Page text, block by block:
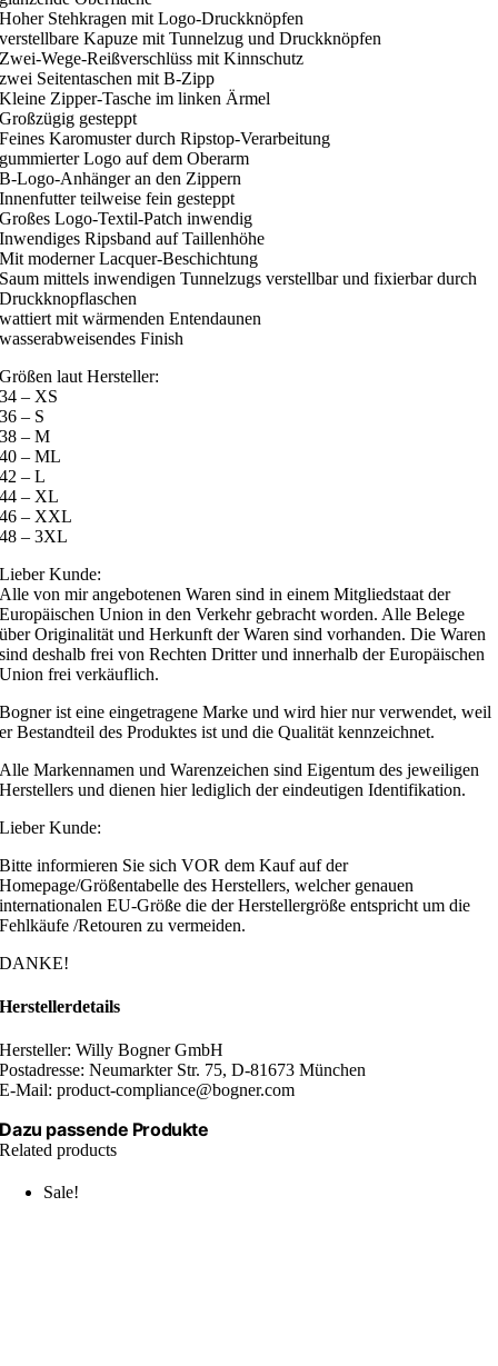
Hoher Stehkragen mit Logo-Druckknöpfen
verstellbare Kapuze mit Tunnelzug und Druckknöpfen
Zwei-Wege-Reißverschlüss mit Kinnschutz
zwei Seitentaschen mit B-Zipp
Kleine Zipper-Tasche im linken Ärmel
Großzügig gesteppt
Feines Karomuster durch Ripstop-Verarbeitung
gummierter Logo auf dem Oberarm
B-Logo-Anhänger an den Zippern
Innenfutter teilweise fein gesteppt
Großes Logo-Textil-Patch inwendig
Inwendiges Ripsband auf Taillenhöhe
Mit moderner Lacquer-Beschichtung
Saum mittels inwendigen Tunnelzugs verstellbar und fixierbar durch
Druckknopflaschen
wattiert mit wärmenden Entendaunen
wasserabweisendes Finish
Größen laut Hersteller:
34 – XS
36 – S
38 – M
40 – ML
42 – L
44 – XL
46 – XXL
48 – 3XL
Lieber Kunde:
Alle von mir angebotenen Waren sind in einem Mitgliedstaat der
Europäischen Union in den Verkehr gebracht worden. Alle Belege
über Originalität und Herkunft der Waren sind vorhanden. Die Waren
sind deshalb frei von Rechten Dritter und innerhalb der Europäischen
Union frei verkäuflich.
Bogner ist eine eingetragene Marke und wird hier nur verwendet, weil
er Bestandteil des Produktes ist und die Qualität kennzeichnet.
Alle Markennamen und Warenzeichen sind Eigentum des jeweiligen
Herstellers und dienen hier lediglich der eindeutigen Identifikation.
Lieber Kunde:
Bitte informieren Sie sich VOR dem Kauf auf der
Homepage/Größentabelle des Herstellers, welcher genauen
internationalen EU-Größe die der Herstellergröße entspricht um die
Fehlkäufe /Retouren zu vermeiden.
DANKE!
Herstellerdetails
Hersteller: Willy Bogner GmbH
Postadresse: Neumarkter Str. 75, D-81673 München
E-Mail: product-compliance@bogner.com
Dazu passende Produkte
Related products
Sale!